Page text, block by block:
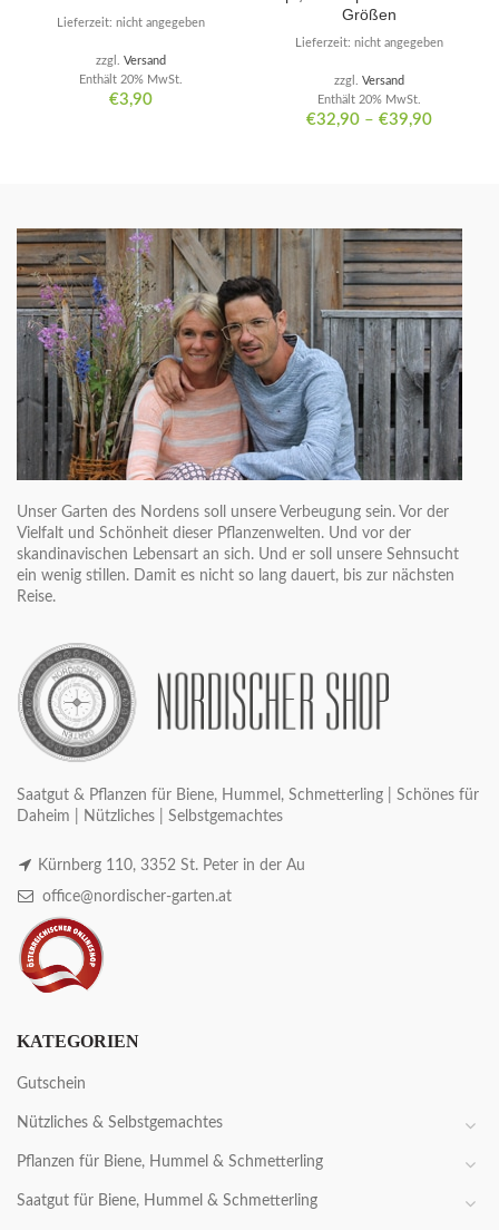
€3,90
Enthält 20% MwSt.
zzgl. Versand
Lieferzeit: nicht angegeben
Größen
€32,90– €39,90
Enthält 20% MwSt.
zzgl. Versand
Lieferzeit: nicht angegeben
Unser Garten des Nordens soll unsere Verbeugung sein. Vor der
Vielfalt und Schönheit dieser Pflanzenwelten. Und vor der
skandinavischen Lebensart an sich. Und er soll unsere Sehnsucht
ein wenig stillen. Damit es nicht so lang dauert, bis zur nächsten
Reise.
Saatgut & Pflanzen für Biene, Hummel, Schmetterling | Schönes für
Daheim | Nützliches | Selbstgemachtes
Kürnberg 110, 3352 St. Peter in der Au
office@nordischer-garten.at
KATEGORIEN
Gutschein
Nützliches & Selbstgemachtes
Pflanzen für Biene, Hummel & Schmetterling
Saatgut für Biene, Hummel & Schmetterling